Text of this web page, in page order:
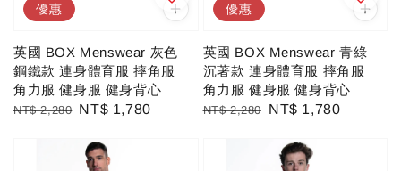
優惠
英國 BOX Menswear 灰色
鋼鐵款 連身體育服 摔角服
角力服 健身服 健身背心
Regular
NT$ 2,280 Sale
NT$ 1,780
優惠
英國 BOX Menswear 青綠
沉著款 連身體育服 摔角服
角力服 健身服 健身背心
Regular
NT$ 2,280
Sale
NT$ 1,780